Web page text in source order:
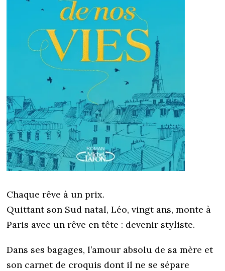
Chaque rêve à un prix.
Quittant son Sud natal, Léo, vingt ans, monte à
Paris avec un rêve en tête : devenir styliste.
Dans ses bagages, l’amour absolu de sa mère et
son carnet de croquis dont il ne se sépare